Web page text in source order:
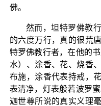
佛。
然而，坦特罗佛教
的六度万行，真的很荒
特罗佛教行者，在他的
水）、涂香、花、烧香
布施，涂香代表持戒，
表清净，灯表般若波罗
迦世尊所说的真实义理